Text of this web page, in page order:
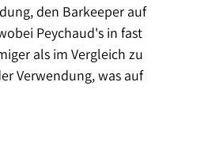
den Barkeeper auf
Peychaud's in fast
als im Vergleich zu
Verwendung, was auf